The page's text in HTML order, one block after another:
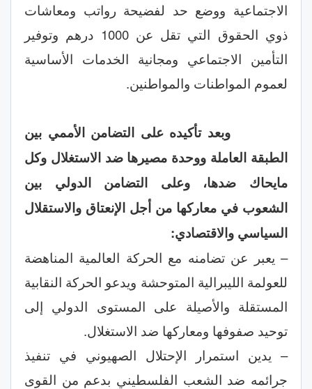
الاجتماعية ووضع حد لفضيحة رواتب ومعاشات
ذوي الحقوق التي تقل عن 1000 درهم وتوفير
التأمين الاجتماعي ومجانية الخدمات الأساسية
لعموم المواطنات والمواطنين.
وبعد تأكيده على التضامن الأممي بين
الطبقة العاملة ووحدة مصيرها ضد الاستغلال وكل
مايحاك ضدها، وعلى التضامن الدولي بين
الشعوب في معاركها من أجل الإنعتاق والاستقلال
السياسي والاقتصادي:
– يعبر عن تضامنه مع الحركة العالمية المناهضة
للعولمة الليبرالية المتوحشة ويدعو الحركة النقابية
المستقلة والأصيلة على المستوى الدولي إلى
توحيد صفوفها ومعاركها ضد الاستغلال.
– يدين استمرار الإحتلال الصهيوني في تنفيذ
جرائمه ضد الشعب الفلسطيني بدعم من القوى